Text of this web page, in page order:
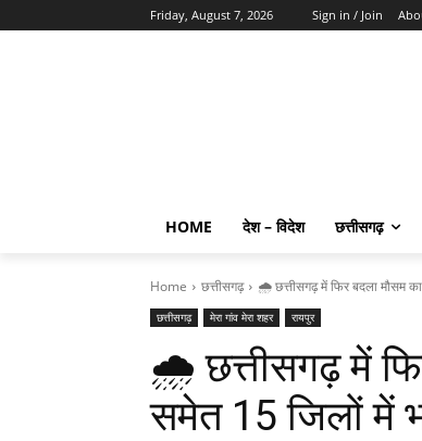
Friday, August 7, 2026 Sign in / Join
HOME देश – विदेश छत्तीसगढ़
Home छत्तीसगढ़ 🌧️ छत्तीसगढ़ में फिर बदला मौसम
छत्तीसगढ़ मेरा गांव मेरा शहर रायपुर
🌧️ छत्तीसगढ़ में
समेत 15 जिलों में